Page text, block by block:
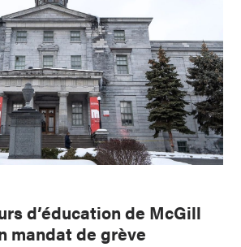
d’éducation de McGill
mandat de grève